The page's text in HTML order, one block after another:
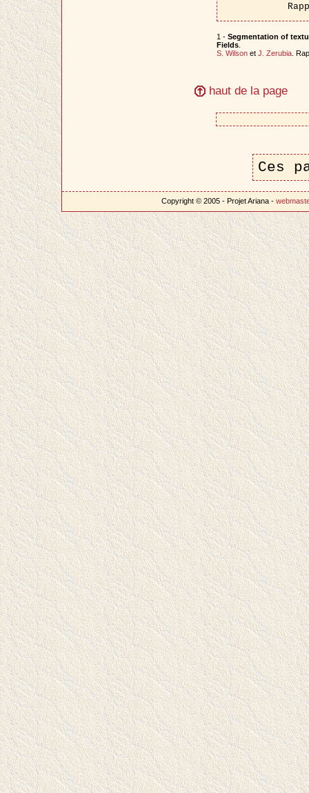
1 - Segmentation of
Fields.
S. Wilsonet J. Zerubia.
haut de la page
Ces
Copyright © 2005 - Projet Ariana -